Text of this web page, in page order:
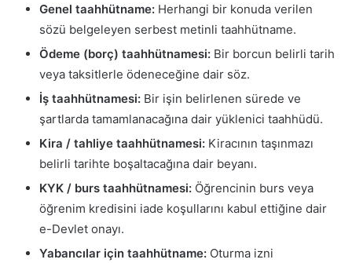
Genel taahhütname: Herhangi bir konuda verilen
sözü belgeleyen serbest metinli taahhütname.
Ödeme (borç) taahhütnamesi: Bir borcun belirli tarih
veya taksitlerle ödeneceğine dair söz.
İş taahhütnamesi: Bir işin belirlenen sürede ve
şartlarda tamamlanacağına dair yüklenici taahhüdü.
Kira / tahliye taahhütnamesi: Kiracının taşınmazı
belirli tarihte boşaltacağına dair beyanı.
KYK / burs taahhütnamesi: Öğrencinin burs veya
öğrenim kredisini iade koşullarını kabul ettiğine dair
e-Devlet onayı.
Yabancılar için taahhütname: Oturma izni